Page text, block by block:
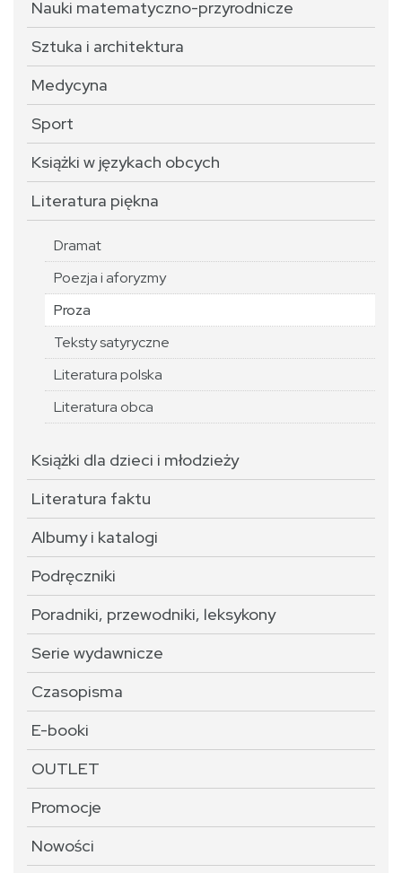
Nauki matematyczno-przyrodnicze
Sztuka i architektura
Medycyna
Sport
Książki w językach obcych
Literatura piękna
Dramat
Poezja i aforyzmy
Proza
Teksty satyryczne
Literatura polska
Literatura obca
Książki dla dzieci i młodzieży
Literatura faktu
Albumy i katalogi
Podręczniki
Poradniki, przewodniki, leksykony
Serie wydawnicze
Czasopisma
E-booki
OUTLET
Promocje
Nowości